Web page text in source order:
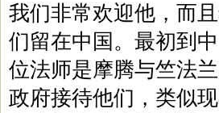
我们非常欢迎他，而
们留在中国。最初到
位法师是摩腾与竺法
政府接待他们，类似